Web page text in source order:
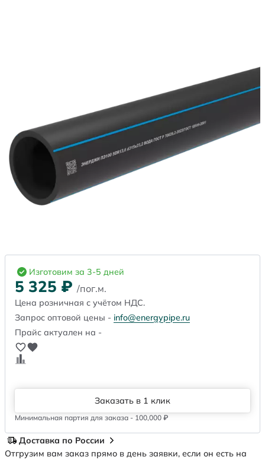
Изготовим за 3-5 дней
5 325 ₽ /пог.м.
Цена розничная с учётом НДС.
Запрос оптовой цены - info@energypipe.ru
Прайс актуален на -
Заказать в 1 клик
Минимальная партия для заказа - 100,000 ₽
Доставка по России
Отгрузим вам заказ прямо в день заявки, если он есть на